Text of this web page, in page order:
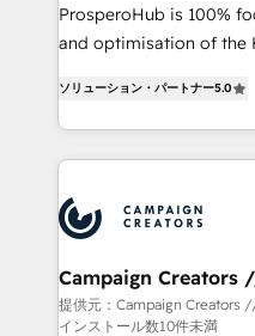
ProsperoHub is 100%
and optimisation of the
ensure that you
ROI from your HubSpot
extensive HubSpot,
HubSpot journey,
processes and skilfully
infrastructure to life.
keeps you in control
route to your revenue goals. We have
ソリューション・パートナー5.0
Campaign Creators
Migration
提供元：Campaign Creators
インストール数10件未満